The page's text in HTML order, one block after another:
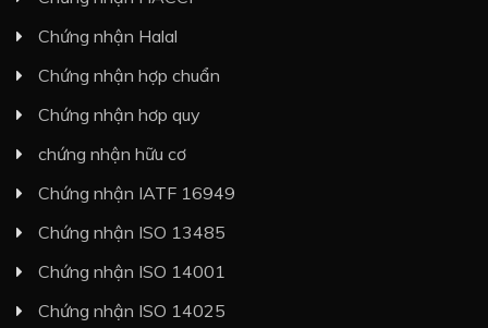
Chứng nhận Halal
Chứng nhận hợp chuẩn
Chứng nhận hơp quy
chứng nhận hữu cơ
Chứng nhận IATF 16949
Chứng nhận ISO 13485
Chứng nhận ISO 14001
Chứng nhận ISO 14025